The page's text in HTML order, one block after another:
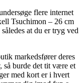
flere internet
Tsuchimon – 26 cm
at du er tryg ved
markedsfører deres
så burde det tit være et
med kort er i hvert